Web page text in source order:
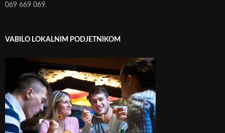
069 669 069.
VABILO LOKALNIM PODJETNIKOM